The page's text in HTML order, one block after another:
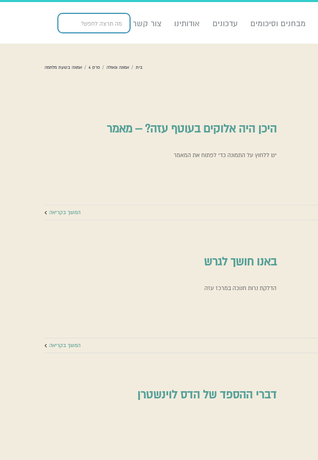
מבחנים וסיכומים עדכונים אודותינו צור קשר
בית / אמונה וגאולה / פרק 4 / אמונה בשעת מלחמה
היכן היה אלוקים בעוטף עזה? – מאמר
היכן היה אלוקים בעוטף עזה? – מאמר
יש ללחוץ על התמונה כדי לפתוח את המאמר
המשך בקריאה
באנו חושך לגרש
באנו חושך לגרש
הדלקת נרות חנוכה במרכז עזה
המשך בקריאה
דברי ההספד של הדס לוינשטרן